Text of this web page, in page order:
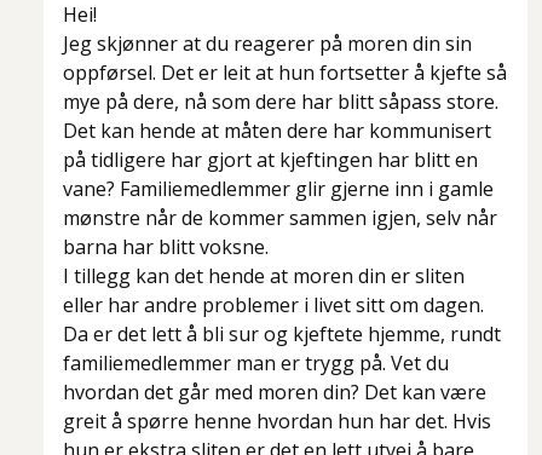
Hei!
Jeg skjønner at du reagerer på moren din sin
oppførsel. Det er leit at hun fortsetter å kjefte så
mye på dere, nå som dere har blitt såpass store.
Det kan hende at måten dere har kommunisert
på tidligere har gjort at kjeftingen har blitt en
vane? Familiemedlemmer glir gjerne inn i gamle
mønstre når de kommer sammen igjen, selv når
barna har blitt voksne.
I tillegg kan det hende at moren din er sliten
eller har andre problemer i livet sitt om dagen.
Da er det lett å bli sur og kjeftete hjemme, rundt
familiemedlemmer man er trygg på. Vet du
hvordan det går med moren din? Det kan være
greit å spørre henne hvordan hun har det. Hvis